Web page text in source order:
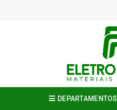
DEPARTAMENTOS